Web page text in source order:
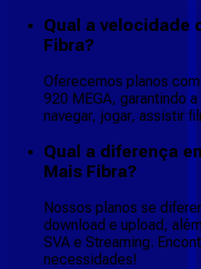
Qual a velocidade
Fibra?
Oferecemos planos
920 MEGA, garantindo
navegar, jogar, assistir
Qual a diferença
Mais Fibra?
Nossos planos se
download e upload,
SVA e Streaming.
necessidades!